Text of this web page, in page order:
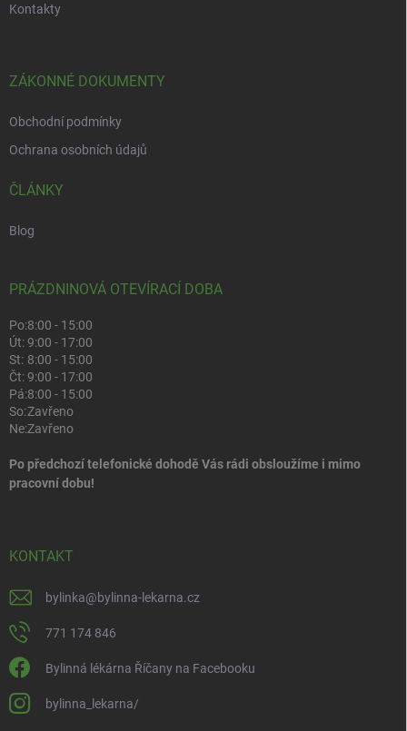
Kontakty
ZÁKONNÉ DOKUMENTY
Obchodní podmínky
Ochrana osobních údajů
ČLÁNKY
Blog
PRÁZDNINOVÁ OTEVÍRACÍ DOBA
Po:8:00 - 15:00
Út:9:00 - 17:00
St: 8:00 - 15:00
Čt:9:00 - 17:00
Pá:8:00 - 15:00
So:Zavřeno
Ne:Zavřeno
Po předchozí telefonické dohodě Vás rádi obsloužíme i mimo
pracovní dobu!
KONTAKT
bylinka@bylinna-lekarna.cz
771 174 846
Bylinná lékárna Říčany na Facebooku
bylinna_lekarna/